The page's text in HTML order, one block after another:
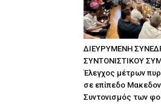
ΔΙΕΥΡΥΜΕΝΗ
ΣΥΝΤΟΝΙΣΤΙΚΟΥ
Έλεγχος μέτρων
σε επίπεδο
Συντονισμός των